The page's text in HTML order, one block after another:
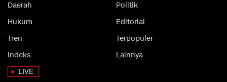
Daerah
Politik
Hukum
Editorial
Tren
Terpopuler
Indeks
Lainnya
LIVE